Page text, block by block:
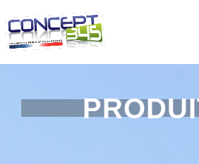
Aller
au